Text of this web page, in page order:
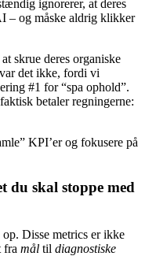
ignorerer, at deres
– og måske aldrig klikker
skrue deres organiske
det ikke, fordi vi
#1 for “spa ophold”.
betaler regningerne:
KPI’er og fokusere på
du skal stoppe med
Disse metrics er ikke
fra mål til diagnostiske